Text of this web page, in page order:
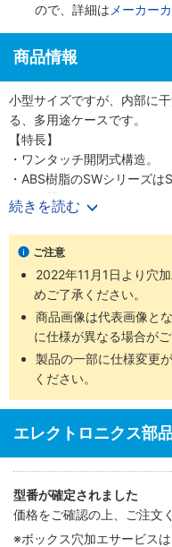
ので、詳細は メーカー
商品情報
小型サイズですが、内部に
る、多用途ケースです。
【特長】
・ワンタッチ開閉式構造。
・ABS樹脂のSWシリーズ
色・17機種になります。
・ケースにぴったりのプリ
ョン部品も充実した品揃え
売になります）。
・カバーはスナップインの
【用途】
・小型サイズの電子機器の
続きを読む
ご注意
2022年11月1日より穴
めご了承ください。
商品画像は代表画像と
に仕様が異なる場合がご
製品の一部に仕様変更
ください。
エレクトロニクス部
型番が確定されました
価格をご確認の上、ご注文
※ボックス穴加エサービス